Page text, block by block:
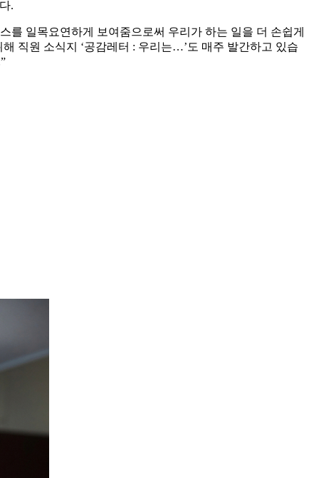
.
를 일목요연하게 보여줌으로써 우리가 하는 일을 더 손쉽게
직원 소식지 ‘공감레터 : 우리는…’도 매주 발간하고 있습